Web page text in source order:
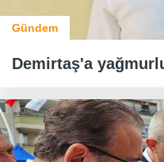
Gündem
Demirtaş'a